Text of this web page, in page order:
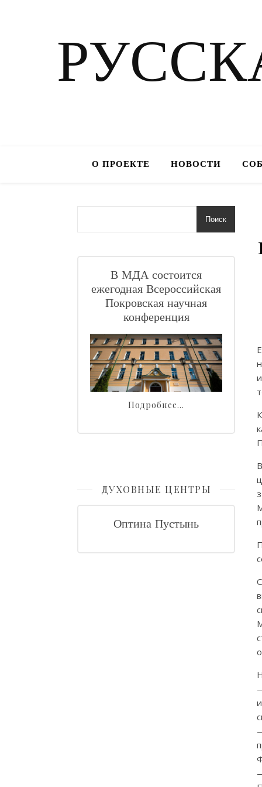
О ПРОЕКТЕ НОВОСТИ
Поиск
В МДА состоится
ежегодная Всероссийская
Покровская научная
конференция
Подробнее…
ДУХОВНЫЕ ЦЕНТРЫ
Оптина Пустынь